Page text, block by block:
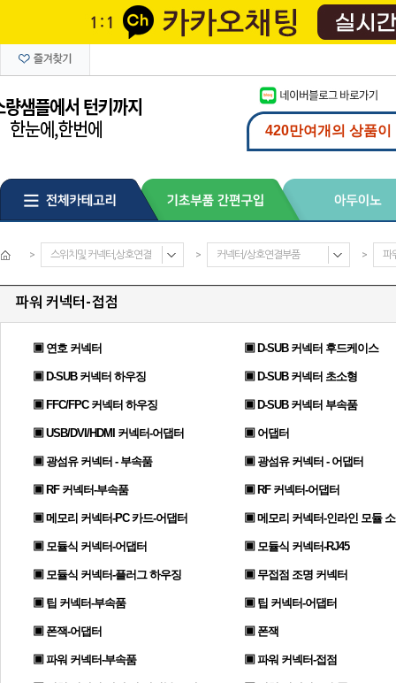
> 스위치및 커넥터,상호연결 > 커넥터/상호연결부품 > 파
파워 커넥터-접점
▣ 연호 커넥터 ▣ D-SUB 커넥터 후드케이스
▣ D-SUB 커넥터 하우징 ▣ D-SUB 커넥터 초소형
▣ FFC/FPC 커넥터 하우징 ▣ D-SUB 커넥터 부속품
▣ USB/DVI/HDMI 커넥터-어댑터 ▣ 어댑터
▣ 광섬유 커넥터 - 부속품 ▣ 광섬유 커넥터 - 어댑터
▣ RF 커넥터-부속품 ▣ RF 커넥터-어댑터
▣ 메모리 커넥터-PC 카드-어댑터 ▣ 메모리 커넥터-인라인 모듈
▣ 모듈식 커넥터-어댑터 ▣ 모듈식 커넥터-RJ45
▣ 모듈식 커넥터-플러그 하우징 ▣ 무접점 조명 커넥터
▣ 팁 커넥터-부속품 ▣ 팁 커넥터-어댑터
▣ 폰잭-어댑터 ▣ 폰잭
▣ 파워 커넥터-부속품 ▣ 파워 커넥터-접점